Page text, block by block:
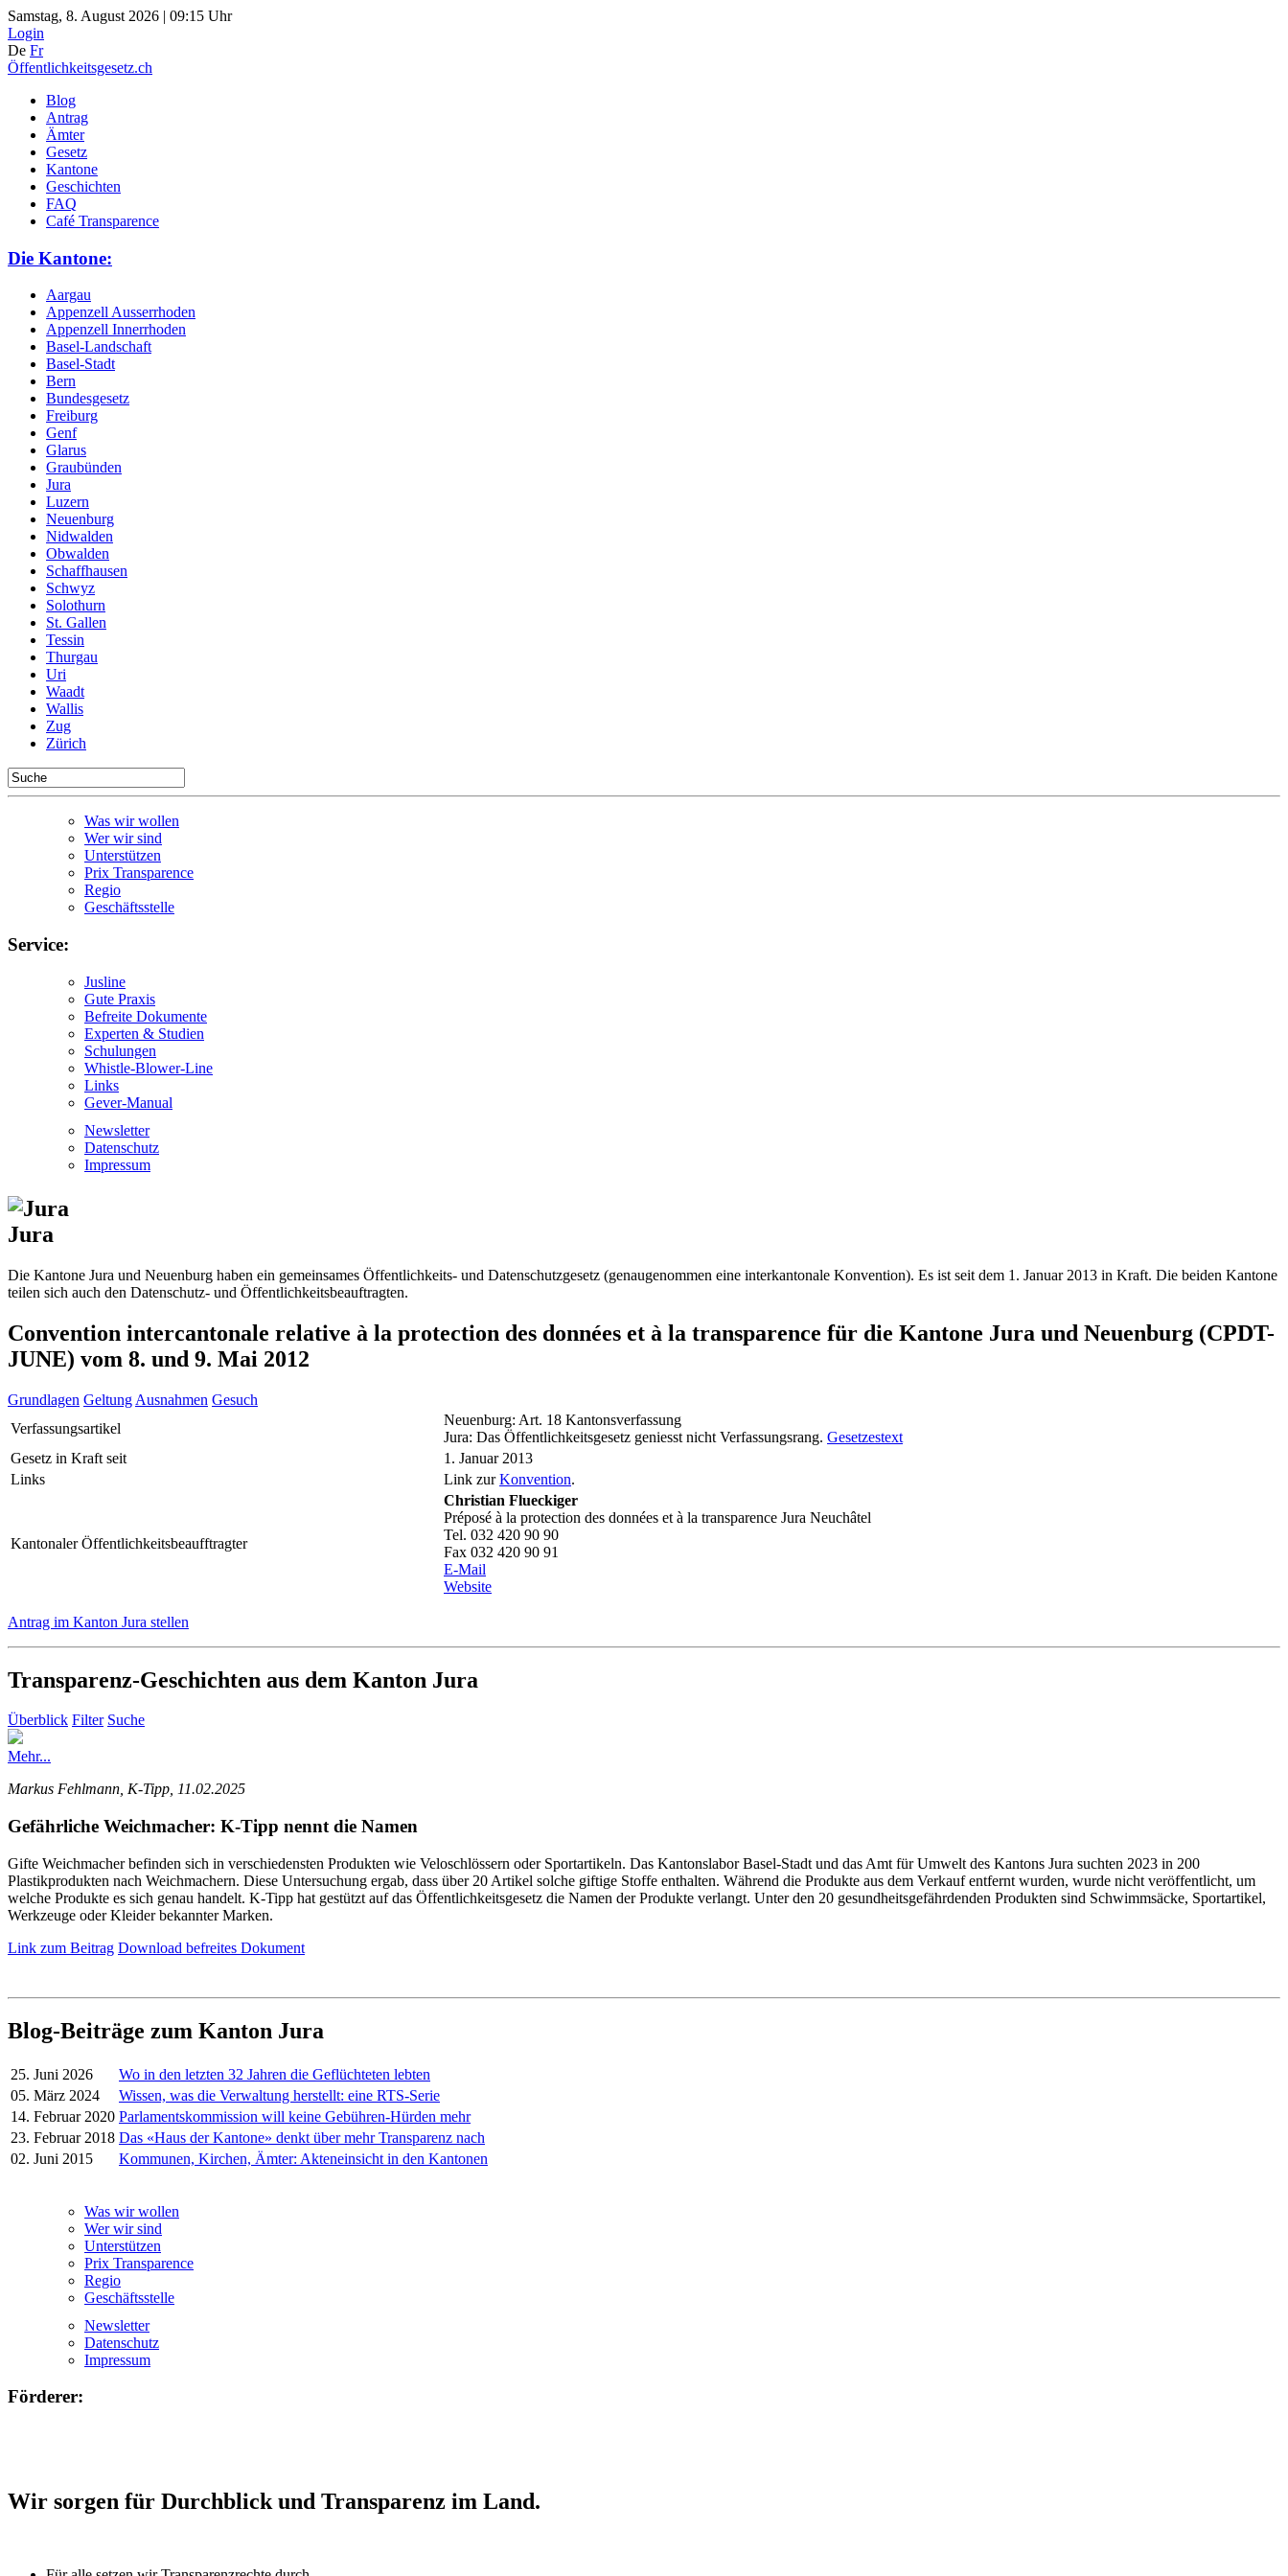
Samstag, 8. August 2026 | 09:15 Uhr
Login
De Fr
Öffentlichkeitsgesetz.ch
Blog
Antrag
Ämter
Gesetz
Kantone
Geschichten
FAQ
Café Transparence
Die Kantone:
Aargau
Appenzell Ausserrhoden
Appenzell Innerrhoden
Basel-Landschaft
Basel-Stadt
Bern
Bundesgesetz
Freiburg
Genf
Glarus
Graubünden
Jura
Luzern
Neuenburg
Nidwalden
Obwalden
Schaffhausen
Schwyz
Solothurn
St. Gallen
Tessin
Thurgau
Uri
Waadt
Wallis
Zug
Zürich
Was wir wollen
Wer wir sind
Unterstützen
Prix Transparence
Regio
Geschäftsstelle
Service:
Jusline
Gute Praxis
Befreite Dokumente
Experten & Studien
Schulungen
Whistle-Blower-Line
Links
Gever-Manual
Newsletter
Datenschutz
Impressum
Jura
Die Kantone Jura und Neuenburg haben ein gemeinsames Öffentlichkeits- und Datenschutzgesetz (genaugenommen eine interkantonale Konvention). Es ist seit dem 1. Januar 2013 in Kraft. Die beiden Kantone
teilen sich auch den Datenschutz- und Öffentlichkeitsbeauftragten.
Convention intercantonale relative à la protection des données et à la transparence für die Kantone Jura und Neuenburg (CPDT-
JUNE) vom 8. und 9. Mai 2012
Grundlagen Geltung Ausnahmen Gesuch
Verfassungsartikel
Neuenburg: Art. 18 Kantonsverfassung
Jura: Das Öffentlichkeitsgesetz geniesst nicht Verfassungsrang. Gesetzestext
Gesetz in Kraft seit
1. Januar 2013
Links
Link zurKonvention.
Kantonaler Öffentlichkeitsbeaufftragter
Christian Flueckiger
Préposé à la protection des données et à la transparence Jura Neuchâtel
Tel. 032 420 90 90
Fax 032 420 90 91
E-Mail
Website
Antrag im Kanton Jura stellen
Transparenz-Geschichten aus dem Kanton Jura
Überblick Filter Suche
Mehr...
Markus Fehlmann, K-Tipp, 11.02.2025
Gefährliche Weichmacher: K-Tipp nennt die Namen
Gifte Weichmacher befinden sich in verschiedensten Produkten wie Veloschlössern oder Sportartikeln. Das Kantonslabor Basel-Stadt und das Amt für Umwelt des Kantons Jura suchten 2023 in 200
Plastikprodukten nach Weichmachern. Diese Untersuchung ergab, dass über 20 Artikel solche giftige Stoffe enthalten. Während die Produkte aus dem Verkauf entfernt wurden, wurde nicht veröffentlicht, um
welche Produkte es sich genau handelt. K-Tipp hat gestützt auf das Öffentlichkeitsgesetz die Namen der Produkte verlangt. ­Unter den 20 gesundheits­ge­fähr­denden Produkten sind Schwimmsäcke, Sport­arti­kel,
Werkzeuge oder Kleider bekannter Marken.
Link zum Beitrag Download befreites Dokument
Blog-Beiträge zum Kanton Jura
25. Juni 2026
Wo in den letzten 32 Jahren die Geflüchteten lebten
05. März 2024
Wissen, was die Verwaltung herstellt: eine RTS-Serie
14. Februar 2020 Parlamentskommission will keine Gebühren-Hürden mehr
23. Februar 2018 Das «Haus der Kantone» denkt über mehr Transparenz nach
02. Juni 2015
Kommunen, Kirchen, Ämter: Akteneinsicht in den Kantonen
Was wir wollen
Wer wir sind
Unterstützen
Prix Transparence
Regio
Geschäftsstelle
Newsletter
Datenschutz
Impressum
Förderer:
Wir sorgen für Durchblick und Transparenz im Land.